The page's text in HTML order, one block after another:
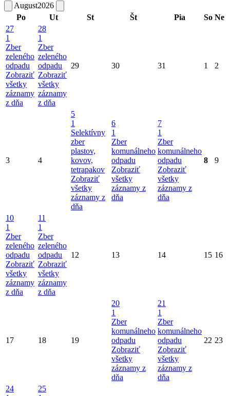
August2026
Po
Ut St Št Pia So Ne
27
1
Zber
zeleného
odpadu
Zobraziť
všetky
záznamy
z dňa
28
1
Zber
zeleného
odpadu
Zobraziť
všetky
záznamy
z dňa
29 30 31 1 2
3 4
5
1
Selektívny
zber
plastov,
kovov,
tetrapakov
Zobraziť
všetky
záznamy z
dňa
6
1
Zber
komunálneho
odpadu
Zobraziť
všetky
záznamy z
dňa
7
1
Zber
komunálneho
odpadu
Zobraziť
všetky
záznamy z
dňa
8 9
10
1
Zber
zeleného
odpadu
Zobraziť
všetky
záznamy
z dňa
11
1
Zber
zeleného
odpadu
Zobraziť
všetky
záznamy
z dňa
12 13 14 15 16
17 18 19
20
1
Zber
komunálneho
odpadu
Zobraziť
všetky
záznamy z
dňa
21
1
Zber
komunálneho
odpadu
Zobraziť
všetky
záznamy z
dňa
22 23
24
25